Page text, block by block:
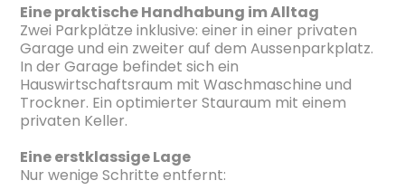
Eine praktische Handhabung im Alltag
Zwei Parkplätze inklusive: einer in einer privaten
Garage und ein zweiter auf dem Aussenparkplatz.
In der Garage befindet sich ein
Hauswirtschaftsraum mit Waschmaschine und
Trockner. Ein optimierter Stauraum mit einem
privaten Keller.
Eine erstklassige Lage
Nur wenige Schritte entfernt: